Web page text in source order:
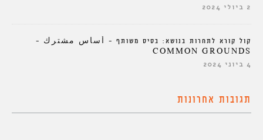
2 ביולי 2024
קול קורא לתחרות בנושא: בסיס משותף – أساس مشترك –
COMMON GROUNDS
4 ביוני 2024
תגובות אחרונות